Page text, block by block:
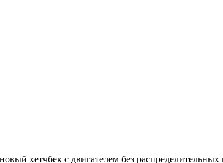
хетчбек с двигателем без распределительных